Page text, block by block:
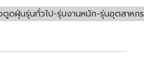
ดูดฝุ่นรุ่นทั่วไป-รุ่นงานหนัก-รุ่นอุตสาหก